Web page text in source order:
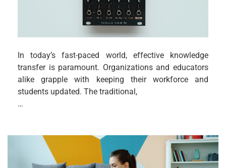
In today’s fast-paced world, effective knowledge
transfer is paramount. Organizations and educators
alike grapple with keeping their workforce and
students updated. The traditional,
…